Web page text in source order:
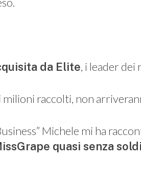
da Elite, i leader
raccolti, non
Michele mi ha
quasi senza soldi